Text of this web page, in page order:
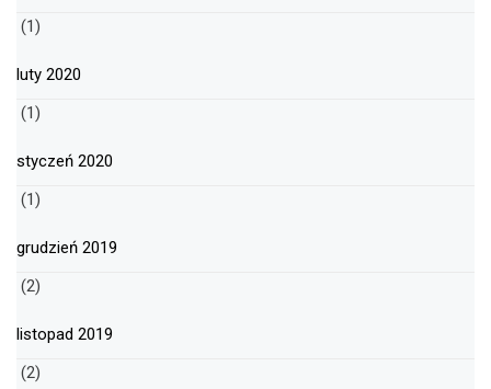
(1)
luty 2020
(1)
styczeń 2020
(1)
grudzień 2019
(2)
listopad 2019
(2)